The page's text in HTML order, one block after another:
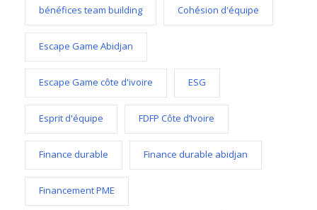
bénéfices team building Cohésion d'équipe
Escape Game Abidjan
Escape Game côte d'ivoire ESG
Esprit d'équipe FDFP Côte d’Ivoire
Finance durable Finance durable abidjan
Financement PME